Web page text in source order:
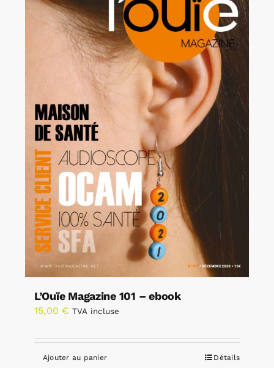
L’Ouïe Magazine 101 – ebook
15,00 € TVA incluse
Ajouter au panier Détails